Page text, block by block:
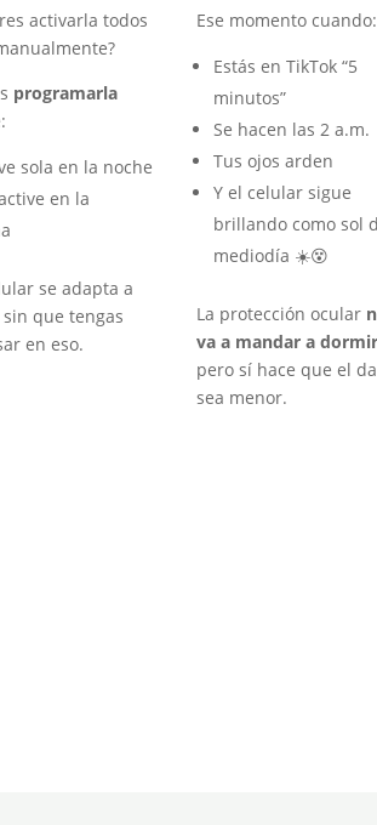
activarla todos
programarla
sola en la noche
en la
se adapta a
que tengas
en eso.
Ese momento cuando:
Estás en TikTok “5
minutos”
Se hacen las 2 a.m.
Tus ojos arden
Y el celular sigue
brillando como sol
mediodía ☀️😵
La protección ocular
va a mandar a
pero sí hace que el
sea menor.